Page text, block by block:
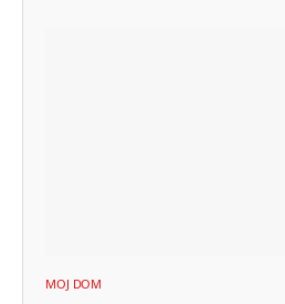
MOJ DOM